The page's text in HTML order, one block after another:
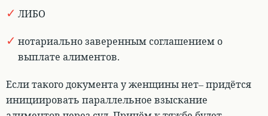
ЛИБО
нотариально заверенным соглашением о
выплате алиментов.
Если такого документа у женщины нет– придётся
инициировать параллельное взыскание